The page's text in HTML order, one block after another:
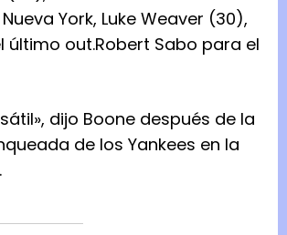
York, Luke Weaver (30),
último out.Robert Sabo para el
dijo Boone después de la
de los Yankees en la